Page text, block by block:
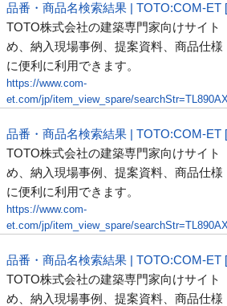
品番・商品名検索結果 | TOTO:COM-
TOTO株式会社の建築専門家向けサイ
め、納入現場事例、提案資料、商品仕
に便利に利用できます。
https://www.com-
et.com/jp/item_view_spare/
品番・商品名検索結果 | TOTO:COM-
TOTO株式会社の建築専門家向けサイ
め、納入現場事例、提案資料、商品仕
に便利に利用できます。
https://www.com-
et.com/jp/item_view_spare/
品番・商品名検索結果 | TOTO:COM-
TOTO株式会社の建築専門家向けサイ
め、納入現場事例、提案資料、商品仕